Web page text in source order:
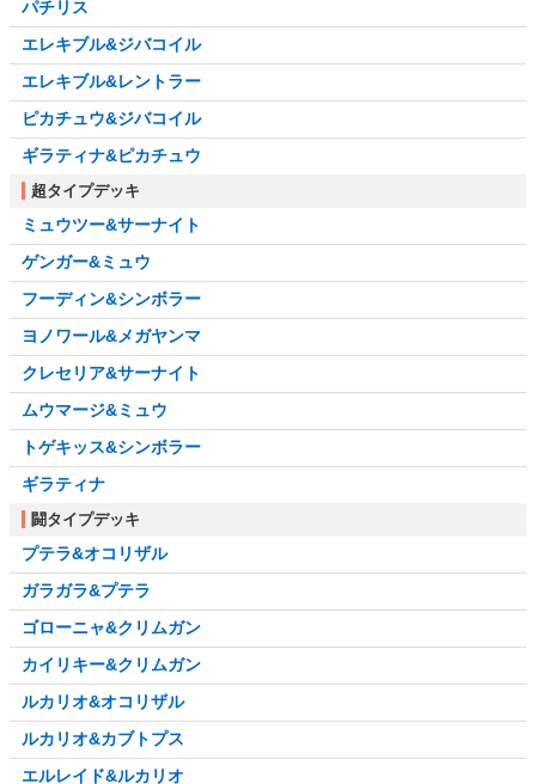
パチリス
エレキブル&ジバコイル
エレキブル&レントラー
ピカチュウ&ジバコイル
ギラティナ&ピカチュウ
超タイプデッキ
ミュウツー&サーナイト
ゲンガー&ミュウ
フーディン&シンボラー
ヨノワール&メガヤンマ
クレセリア&サーナイト
ムウマージ&ミュウ
トゲキッス&シンボラー
ギラティナ
闘タイプデッキ
プテラ&オコリザル
ガラガラ&プテラ
ゴローニャ&クリムガン
カイリキー&クリムガン
ルカリオ&オコリザル
ルカリオ&カブトプス
エルレイド&ルカリオ